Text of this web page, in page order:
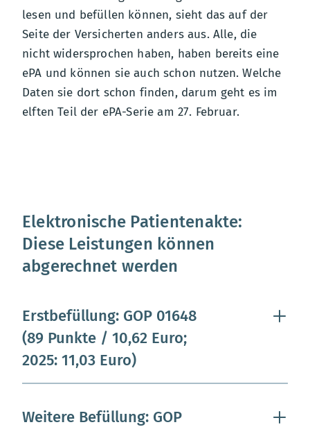
lesen und befüllen können, sieht das auf der
Seite der Versicherten anders aus. Alle, die
nicht widersprochen haben, haben bereits eine
ePA und können sie auch schon nutzen. Welche
Daten sie dort schon finden, darum geht es im
elften Teil der ePA-Serie am 27. Februar.
Elektronische Patientenakte:
Diese Leistungen können
abgerechnet werden
Erstbefüllung: GOP 01648
(89 Punkte / 10,62 Euro;
2025: 11,03 Euro)
Weitere Befüllung: GOP